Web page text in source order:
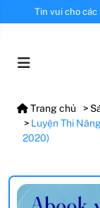
Tin vui cho các
tác mới, cung
Trang chủ
Luyện Thi
2020)